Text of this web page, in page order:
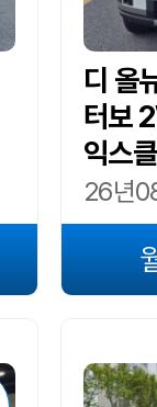
디 올
터보
익스
26년